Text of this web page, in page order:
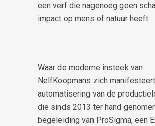
een verf die nagenoeg geen
impact op mens of natuur heeft.
Waar de moderne insteek van
NelfKoopmans zich
automatisering van de
die sinds 2013 ter hand
begeleiding van ProSigma, een